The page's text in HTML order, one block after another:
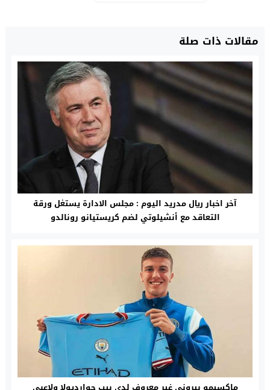
مقالات ذات صلة
آخر اخبار ريال مدريد اليوم : مجلس الادارة يستغل ورقة
التعاقد مع أنشيلوتي لضم كريستيانو رونالدو